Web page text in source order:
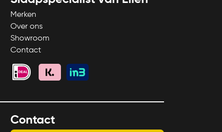
Merken
Over ons
Showroom
Contact
Contact